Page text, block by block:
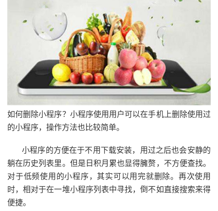
如何删除小程序？小程序使用用户可以在手机上删除使用过
的小程序，操作方法也比较简单。
小程序的方便在于不用下载安装，用过之后也会安静的
躺在历史列表里。但是日积月累也显得臃赘，不方便查找。
对于低频使用的小程序，其实可以用完就删除。再次使用
时，相对于在一堆小程序列表中寻找，倒不如直接搜索来得
便捷。